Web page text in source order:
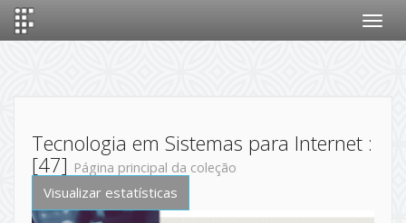
Tecnologia em Sistemas para Internet :
[47] Página principal da coleção
Visualizar estatísticas